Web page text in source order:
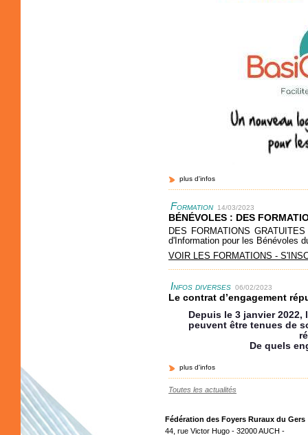
plus d'infos
Formation 14/03/2023
BÉNÉVOLES : DES
DES FORMATIONS
d'Information pour les Bénévoles
VOIR LES FORMATIONS -
Infos diverses 06/02/2023
Le contrat d’engagement
Depuis le 3 janvier
peuvent être tenues de
De quels
plus d'infos
Toutes les actualités
Fédération des Foyers Ruraux du Gers
44, rue Victor Hugo - 32000 AUCH -